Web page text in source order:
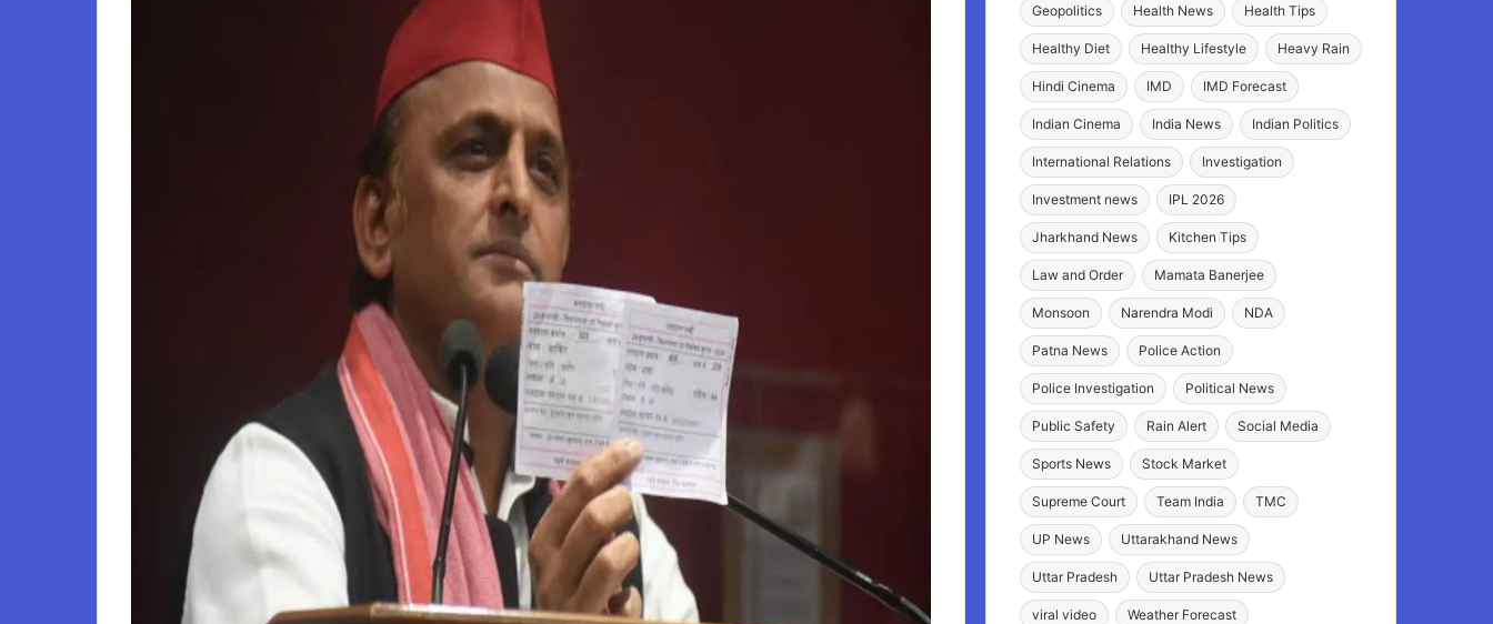
Geopolitics Health News Health Tips
Healthy Diet Healthy Lifestyle Heavy Rain
Hindi Cinema IMD IMD Forecast
Indian Cinema India News Indian Politics
International Relations Investigation
Investment news IPL 2026
Jharkhand News Kitchen Tips
Law and Order Mamata Banerjee
Monsoon Narendra Modi NDA
Patna News Police Action
Police Investigation Political News
Public Safety Rain Alert Social Media
Sports News Stock Market
Supreme Court Team India TMC
UP News Uttarakhand News
Uttar Pradesh Uttar Pradesh News
viral video Weather Forecast